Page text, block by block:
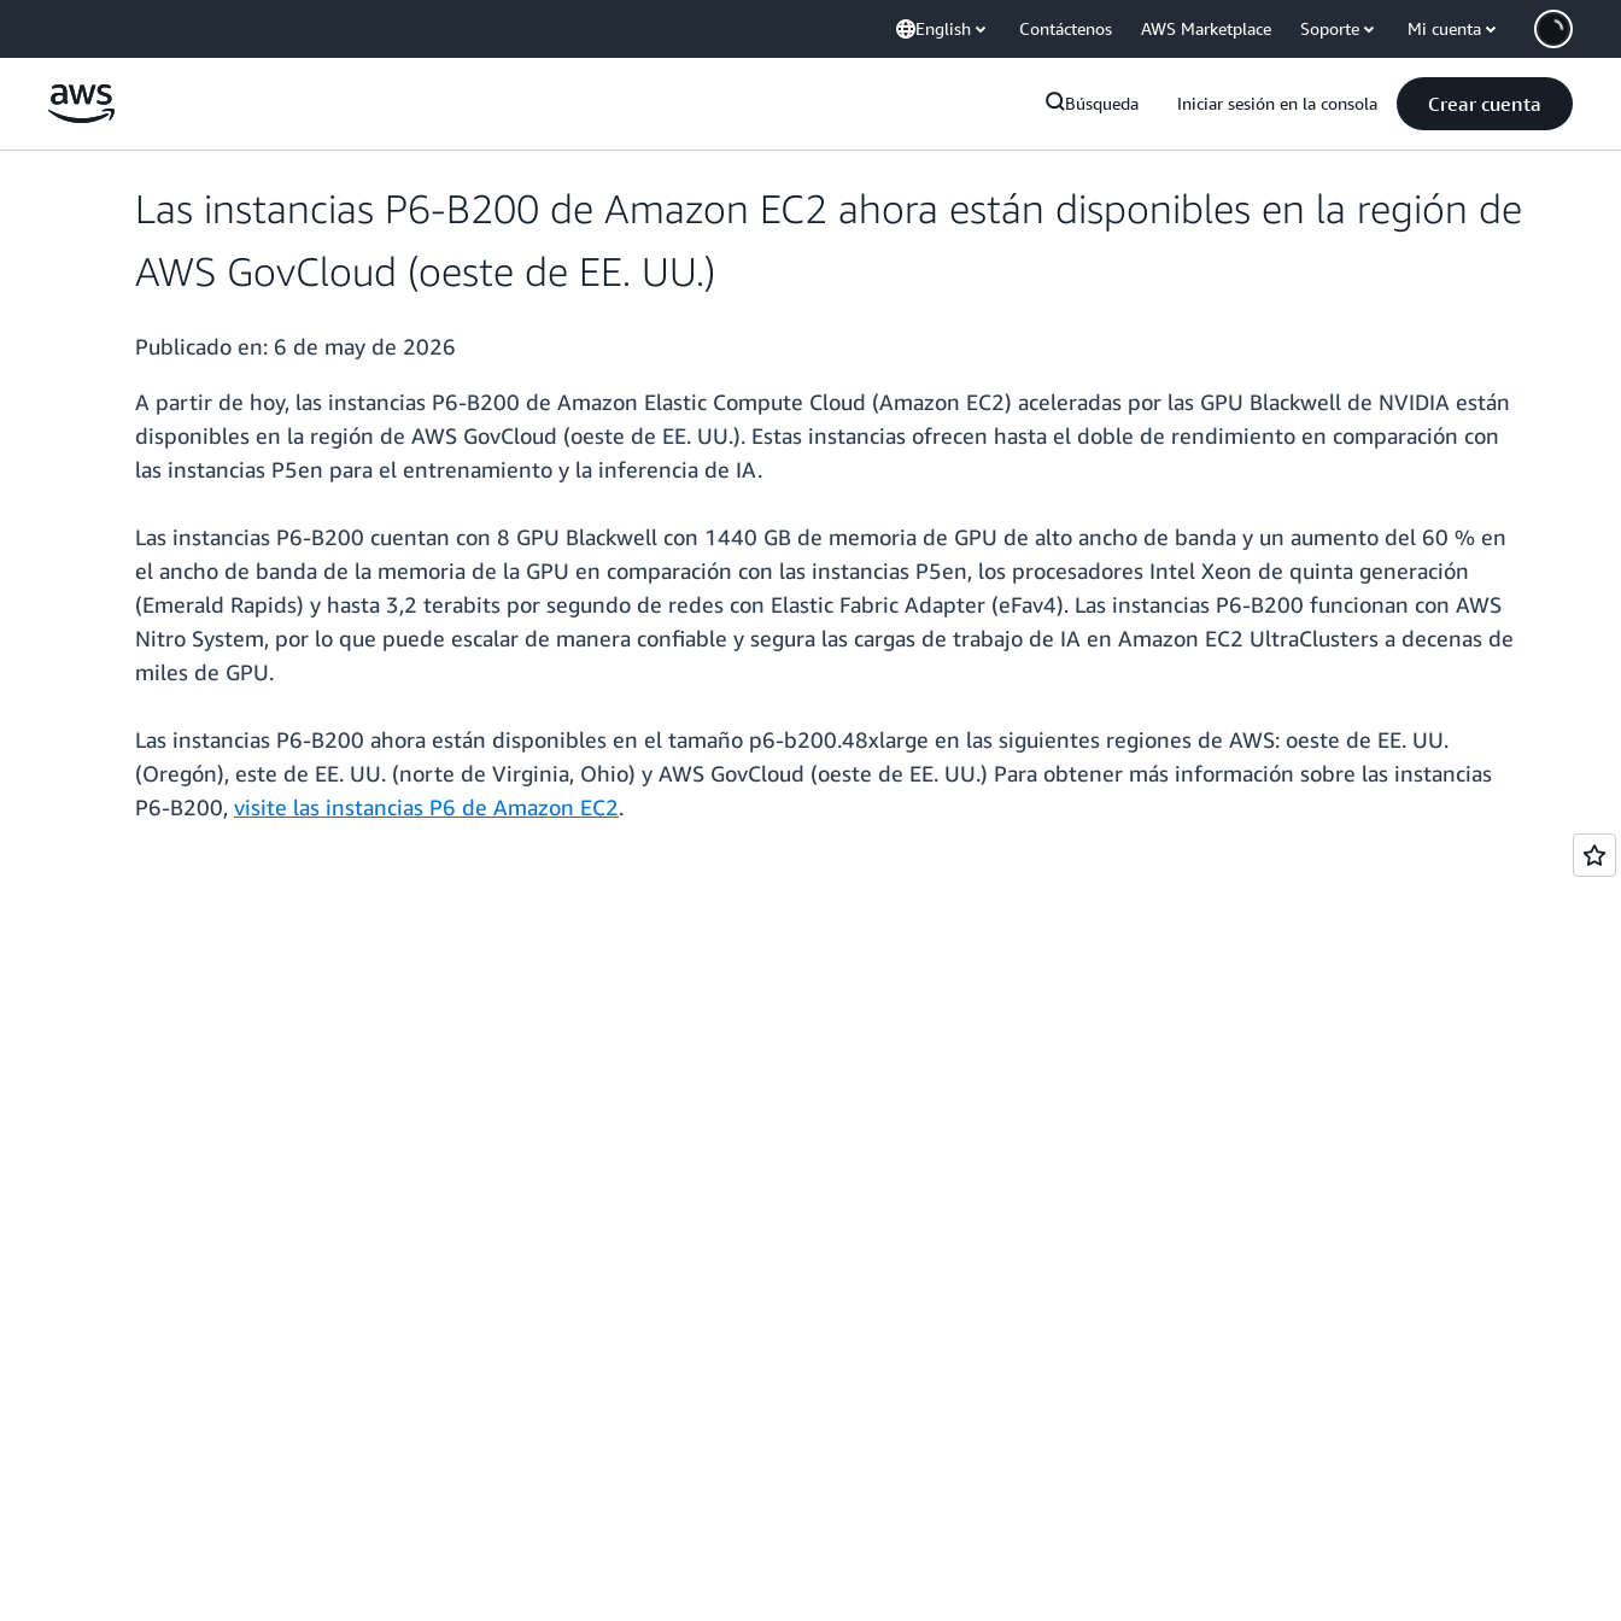
English Contáctenos AWS Marketplace Soporte Mi cuenta
Búsqueda Iniciar sesión en la consola Crear cuenta
Las instancias P6-B200 de Amazon EC2 ahora están disponibles en la región de
AWS GovCloud (oeste de EE. UU.)
Publicado en: 6 de may de 2026
A partir de hoy, las instancias P6-B200 de Amazon Elastic Compute Cloud (Amazon EC2) aceleradas por las GPU Blackwell de NVIDIA están
disponibles en la región de AWS GovCloud (oeste de EE. UU.). Estas instancias ofrecen hasta el doble de rendimiento en comparación con
las instancias P5en para el entrenamiento y la inferencia de IA.
Las instancias P6-B200 cuentan con 8 GPU Blackwell con 1440 GB de memoria de GPU de alto ancho de banda y un aumento del 60 % en
el ancho de banda de la memoria de la GPU en comparación con las instancias P5en, los procesadores Intel Xeon de quinta generación
(Emerald Rapids) y hasta 3,2 terabits por segundo de redes con Elastic Fabric Adapter (eFav4). Las instancias P6-B200 funcionan con AWS
Nitro System, por lo que puede escalar de manera confiable y segura las cargas de trabajo de IA en Amazon EC2 UltraClusters a decenas de
miles de GPU.
Las instancias P6-B200 ahora están disponibles en el tamaño p6-b200.48xlarge en las siguientes regiones de AWS: oeste de EE. UU.
(Oregón), este de EE. UU. (norte de Virginia, Ohio) y AWS GovCloud (oeste de EE. UU.) Para obtener más información sobre las instancias
P6-B200, visite las instancias P6 de Amazon EC2.